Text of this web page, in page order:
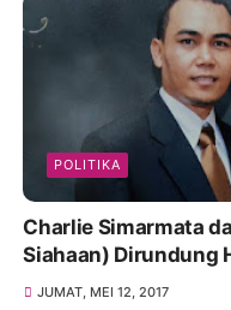
POLITIKA
Charlie Simarmata
Siahaan) Dirundung
JUMAT, MEI 12, 2017